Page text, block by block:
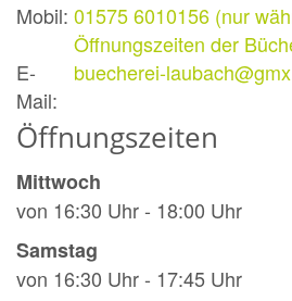
Mobil: 01575 6010156 (nur
Öffnungszeiten der
E-
Mail:
buecherei-
Öffnungszeiten
Mittwoch
von 16:30 Uhr - 18:00 Uhr
Samstag
von 16:30 Uhr - 17:45 Uhr